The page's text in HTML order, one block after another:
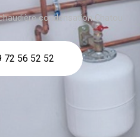
condensation Chatou
72 56 52 52